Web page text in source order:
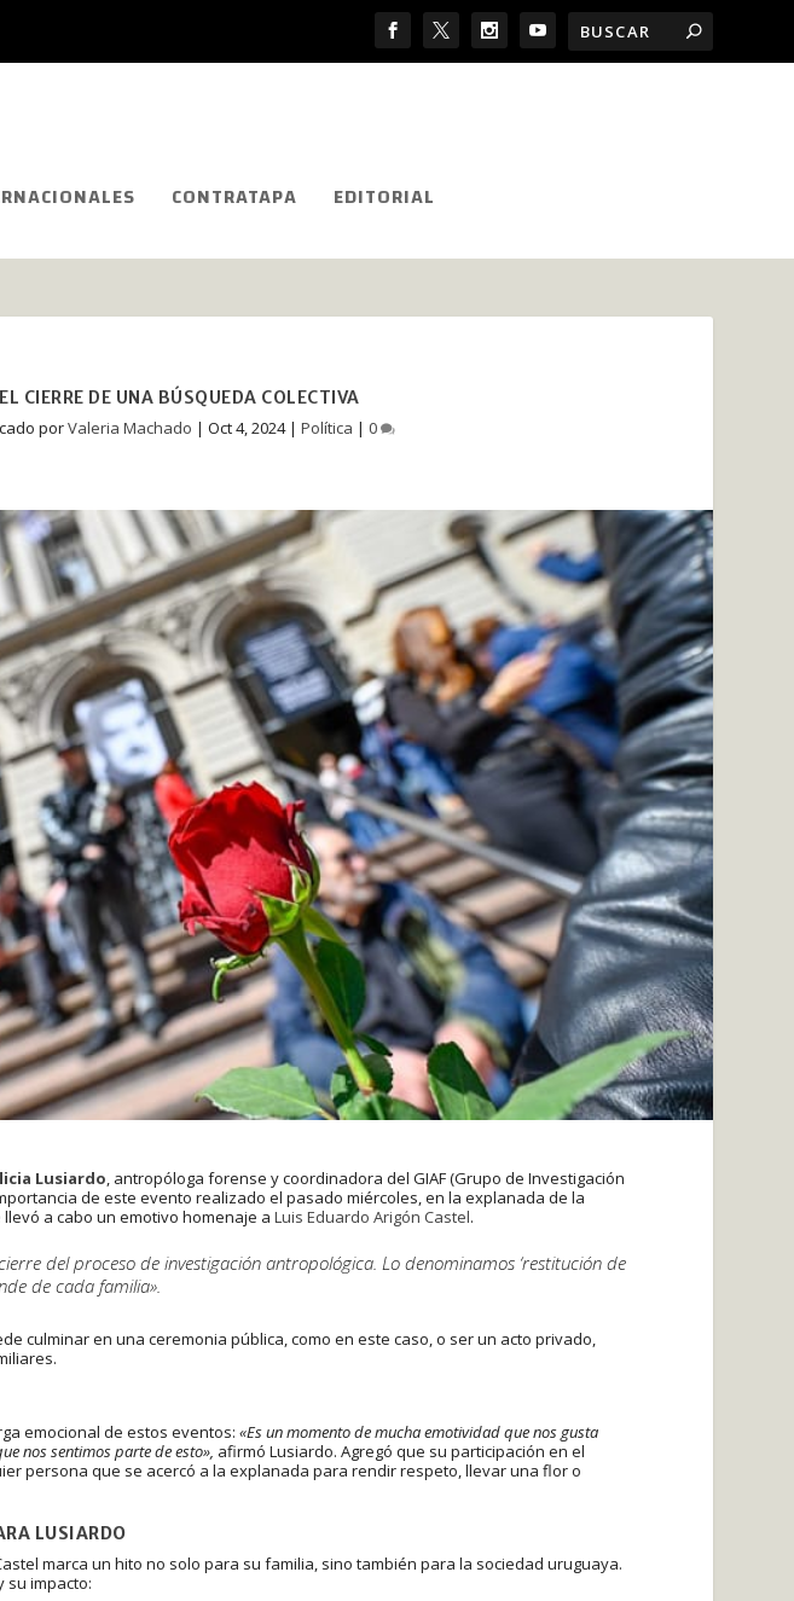
CONTRATAPA EDITORIAL
EL CIERRE DE UNA BÚSQUEDA COLECTIVA
porValeria Machado |Oct 4, 2024|Política |0
Lusiardo, antropóloga forense y coordinadora del GIAF (Grupo de Investigación
de este evento realizado el pasado miércoles, en la explanada de la
a cabo un emotivo homenaje a Luis Eduardo Arigón Castel.
del proceso de investigación antropológica. Lo denominamos ‘restitución de
de cada familia».
culminar en una ceremonia pública, como en este caso, o ser un acto privado,
emocional de estos eventos: «Es un momento de mucha emotividad que nos gusta
nos sentimos parte de esto», afirmó Lusiardo. Agregó que su participación en el
persona que se acercó a la explanada para rendir respeto, llevar una flor o
LUSIARDO
marca un hito no solo para su familia, sino también para la sociedad uruguaya.
su impacto: